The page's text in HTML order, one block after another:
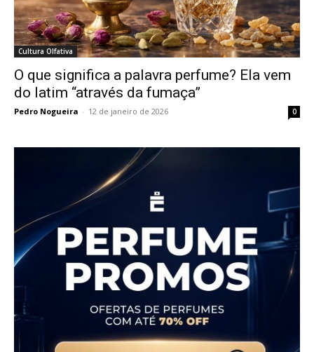
Cultura Olfativa
O que significa a palavra perfume? Ela vem
do latim “através da fumaça”
Pedro Nogueira - 12 de janeiro de 2026 0